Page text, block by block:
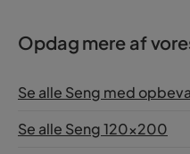
Opdag mere af
Se alle Seng med
Se alle Seng 120x200